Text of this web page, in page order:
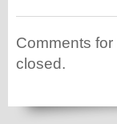
Comments for
closed.